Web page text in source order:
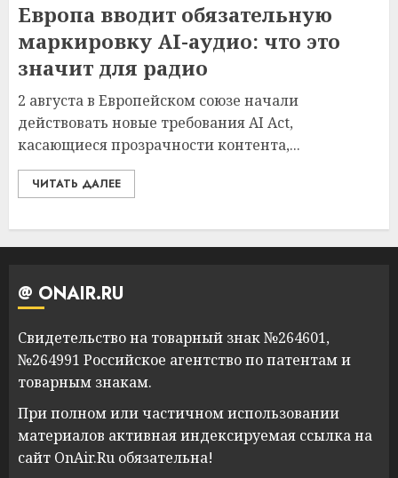
Европа вводит обязательную
маркировку AI-аудио: что это
значит для радио
2 августа в Европейском союзе начали
действовать новые требования AI Act,
касающиеся прозрачности контента,...
ЧИТАТЬ ДАЛЕЕ
@ ONAIR.RU
Свидетельство на товарный знак №264601,
№264991 Российское агентство по патентам и
товарным знакам.
При полном или частичном использовании
материалов активная индексируемая ссылка на
сайт OnAir.Ru обязательна!